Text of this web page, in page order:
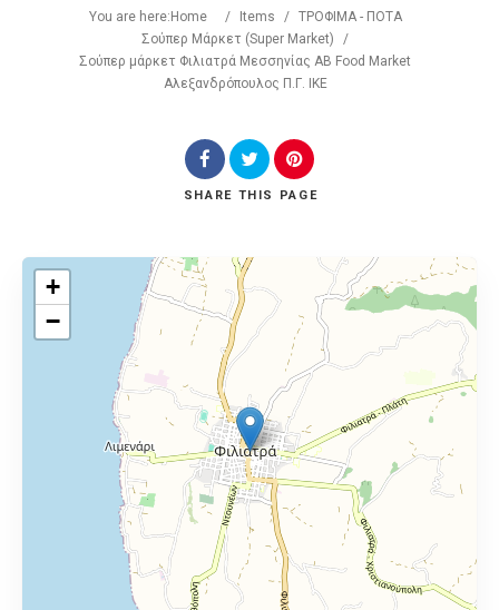
You are here: Home / Items /
ΤΡΟΦΙΜΑ - ΠΟΤΑ
Σούπερ Μάρκετ (Super Market)
/
Σούπερ μάρκετ Φιλιατρά Μεσσηνίας ΑΒ Food Market
Αλεξανδρόπουλος Π.Γ. ΙΚΕ
SHARE THIS PAGE
+
−